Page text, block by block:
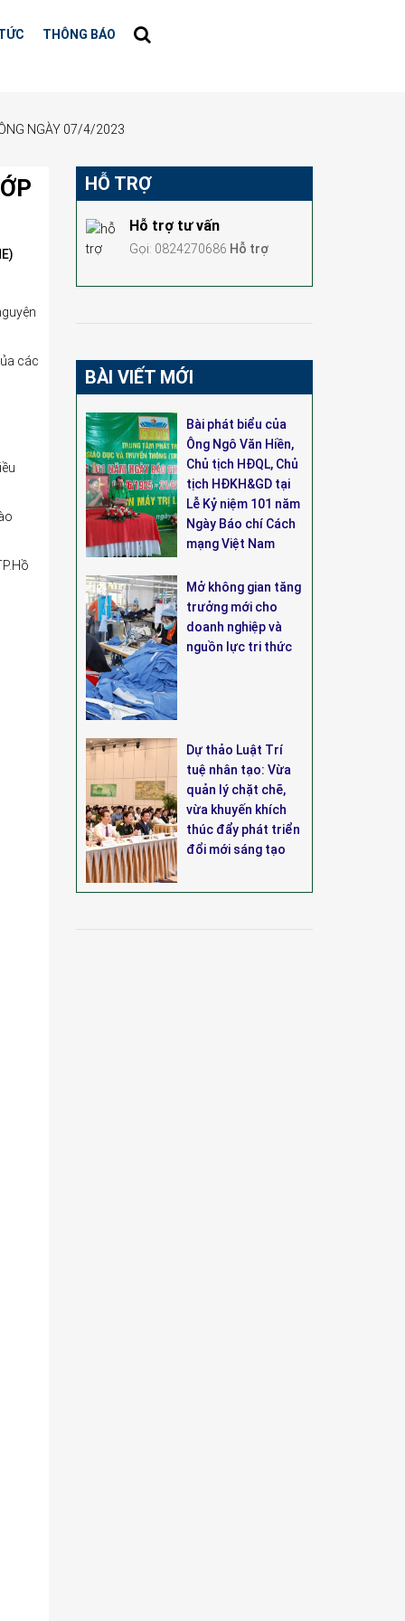
THÔNG BÁO
NGÀY 07/4/2023
các
HỖ TRỢ
Hỗ trợ tư vấn
Gọi: 0824270686 Hỗ trợ
BÀI VIẾT MỚI
Bài phát biểu của
Ông Ngô Văn Hiền,
Chủ tịch HĐQL, Chủ
tịch HĐKH&GD tại
Lễ Kỷ niệm 101 năm
Ngày Báo chí Cách
mạng Việt Nam
Mở không gian tăng
trưởng mới cho
doanh nghiệp và
nguồn lực tri thức
Dự thảo Luật Trí
tuệ nhân tạo: Vừa
quản lý chặt chẽ,
vừa khuyến khích
thúc đẩy phát triển
đổi mới sáng tạo